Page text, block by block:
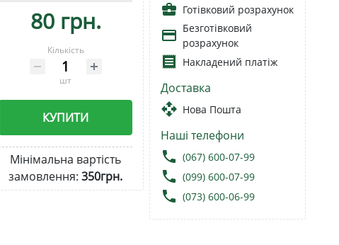
80 грн.
Кількість
шт
КУПИТИ
Мінімальна вартість
замовлення: 350грн.
business_center Готівковий розрахунок
payment Безготівковий
розрахунок
receipt Накладений платіж
Доставка
open_with Нова Пошта
Наші телефони
local_phone (067) 600-07-99
local_phone (099) 600-07-99
local_phone (073) 600-06-99